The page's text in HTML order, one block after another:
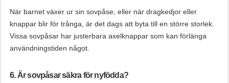
När barnet växer ur sin sovpåse, eller när dragkedjor eller
knappar blir för trånga, är det dags att byta till en större storlek.
Vissa sovpåsar har justerbara axelknappar som kan förlänga
användningstiden något.
6. Är sovpåsar säkra för nyfödda?